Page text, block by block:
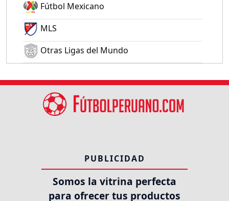
Fútbol Mexicano
MLS
Otras Ligas del Mundo
PUBLICIDAD
Somos la vitrina perfecta
para ofrecer tus productos